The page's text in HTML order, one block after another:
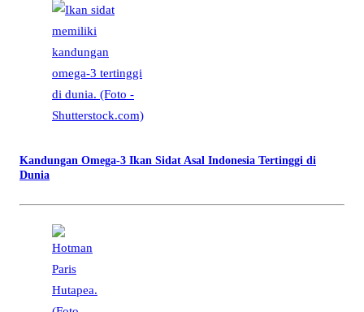
Kandungan Omega-3 Ikan Sidat Asal Indonesia Tertinggi di
Dunia